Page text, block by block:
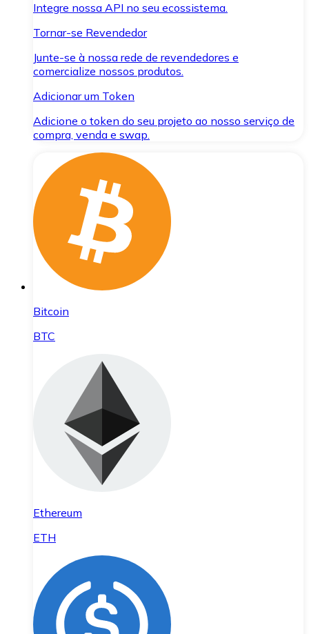
Integre nossa API no seu ecossistema.
Tornar-se Revendedor
Junte-se à nossa rede de revendedores e
comercialize nossos produtos.
Adicionar um Token
Adicione o token do seu projeto ao nosso serviço de
compra, venda e swap.
Bitcoin
BTC
Ethereum
ETH